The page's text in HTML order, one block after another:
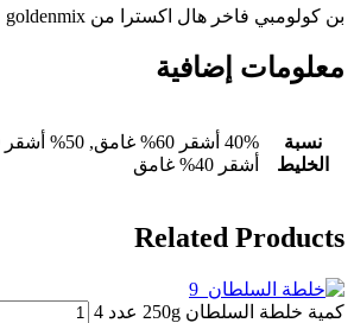
بن كولومبي فاخر هال اكسترا من
معلومات إضافية
نسبة
الخليط
أشقر 40% غامق
Related Products
كمية خلطة السلطان 250g عدد 4